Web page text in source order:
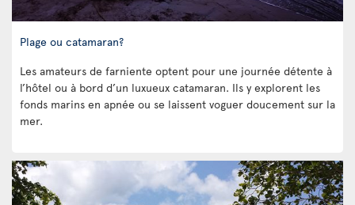
Plage ou catamaran?
Les amateurs de farniente optent pour une journée détente à
l’hôtel ou à bord d’un luxueux catamaran. Ils y explorent les
fonds marins en apnée ou se laissent voguer doucement sur la
mer.